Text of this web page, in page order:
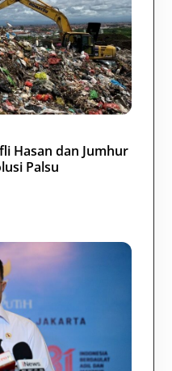
Hasan dan Jumhur
Palsu